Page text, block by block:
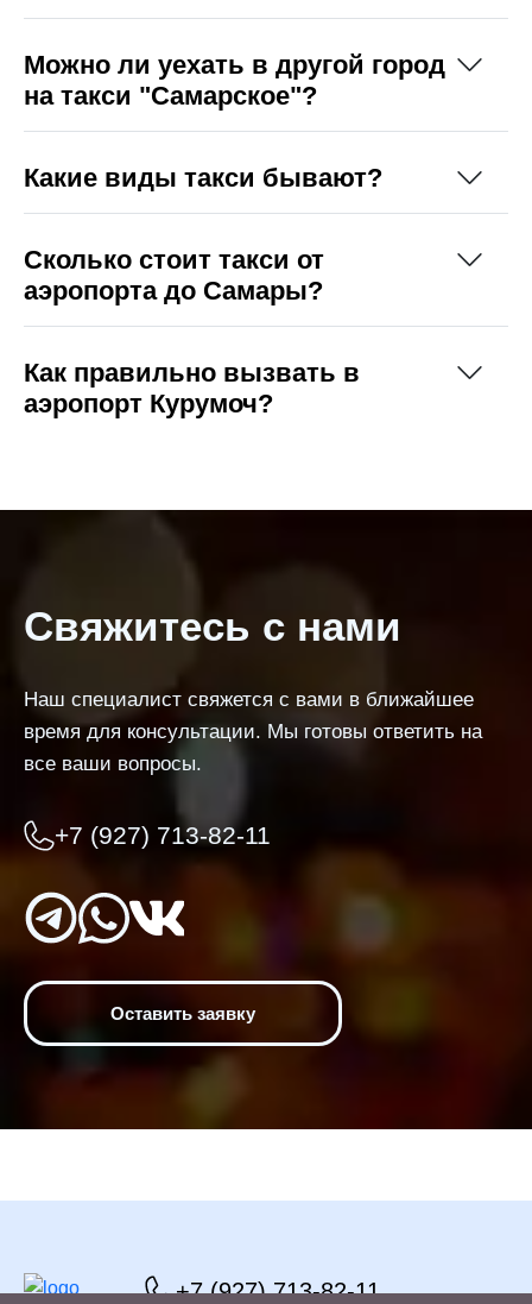
Можно ли уехать в другой город
на такси "Самарское"?
Какие виды такси бывают?
Сколько стоит такси от
аэропорта до Самары?
Как правильно вызвать в
аэропорт Курумоч?
Свяжитесь с нами
Наш специалист свяжется с вами в ближайшее
время для консультации. Мы готовы ответить на
все ваши вопросы.
+7 (927) 713-82-11
Оставить заявку
+7 (927) 713-82-11